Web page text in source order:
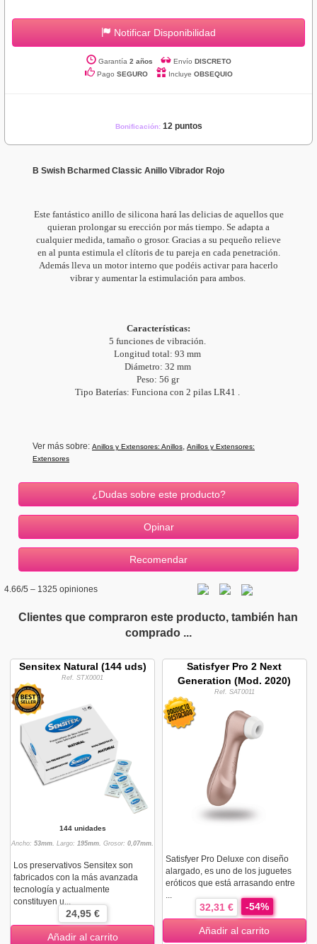
Notificar Disponibilidad
Garantía 2 años Envío DISCRETO
Pago SEGURO Incluye OBSEQUIO
Bonificación: 12 puntos
B Swish Bcharmed Classic Anillo Vibrador Rojo
Este fantástico anillo de silicona hará las delicias de aquellos que
quieran prolongar su erección por más tiempo. Se adapta a
cualquier medida, tamaño o grosor. Gracias a su pequeño relieve
en al punta estimula el clítoris de tu pareja en cada penetración.
Además lleva un motor interno que podéis activar para hacerlo
vibrar y aumentar la estimulación para ambos.
Características:
5 funciones de vibración.
Longitud total: 93 mm
Diámetro: 32 mm
Peso: 56 gr
Tipo Baterías: Funciona con 2 pilas LR41 .
Ver más sobre: Anillos y Extensores: Anillos, Anillos y Extensores:
Extensores
¿Dudas sobre este producto?
4.66/5 – 1325 opiniones
Clientes que compraron este producto, también han
comprado ...
Sensitex Natural (144 uds)
Ref. STX0001
144 unidades
Ancho:53mm. Largo: 195mm. Grosor:0,07mm.
Los preservativos Sensitex son
fabricados con la más avanzada
tecnología y actualmente
constituyen u...
24,95 €
Añadir al carrito
Satisfyer Pro 2 Next
Generation (Mod. 2020)
Ref. SAT0011
Satisfyer Pro Deluxe con diseño
alargado, es uno de los juguetes
eróticos que está arrasando entre
...
32,31 € -54%
Añadir al carrito